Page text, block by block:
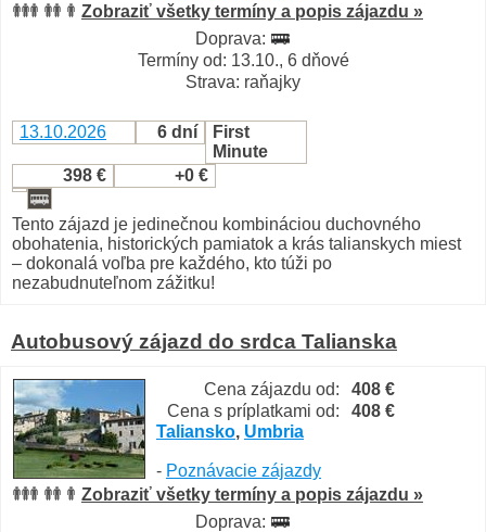
Zobraziť všetky termíny a popis zájazdu »
Doprava:
Termíny od: 13.10., 6 dňové
Strava: raňajky
13.10.2026 6 dní
First
Minute
398 €
+0 €
Tento zájazd je jedinečnou kombináciou duchovného
obohatenia, historických pamiatok a krás talianskych miest
– dokonalá voľba pre každého, kto túži po
nezabudnuteľnom zážitku!
Autobusový zájazd do srdca Talianska
Cena zájazdu od:
408 €
Cena s príplatkami od:
408 €
Taliansko, Umbria
- Poznávacie zájazdy
Zobraziť všetky termíny a popis zájazdu »
Doprava: